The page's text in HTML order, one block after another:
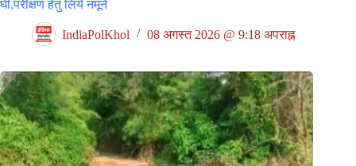
घी,परीक्षण हेतु लिये नमूने
IndiaPolKhol 08 अगस्त 2026 @ 9:18 अपराह्न